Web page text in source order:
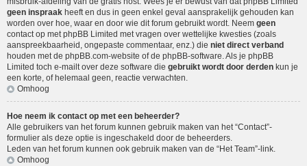
geen inspraak heeft en dus in geen enkel geval aansprakelijk gehouden kan
worden over hoe, waar en door wie dit forum gebruikt wordt. Neem geen
contact op met phpBB Limited met vragen over wettelijke kwesties (zoals
aanspreekbaarheid, ongepaste commentaar, enz.) die niet direct verband
houden met de phpBB.com-website of de phpBB-software. Als je phpBB
Limited toch e-mailt over deze software die gebruikt wordt door derden kun je
een korte, of helemaal geen, reactie verwachten.
Omhoog
Hoe neem ik contact op met een beheerder?
Alle gebruikers van het forum kunnen gebruik maken van het “Contact”-
formulier als deze optie is ingeschakeld door de beheerders.
Leden van het forum kunnen ook gebruik maken van de “Het Team”-link.
Omhoog